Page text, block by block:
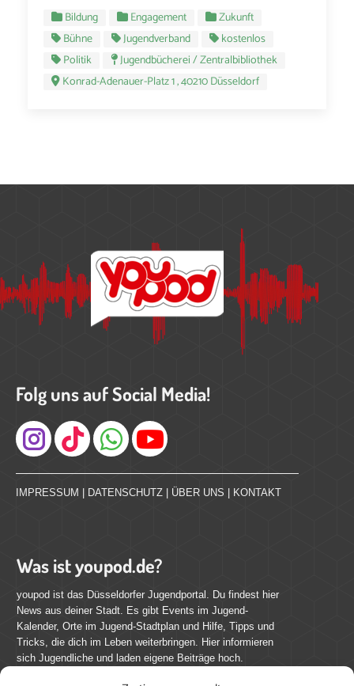
Bildung Engagement
Zukunft
Bühne
Jugendverband
kostenlos
Politik
Jugendbücherei / Zentralbibliothek
Konrad-Adenauer-Platz 1 , 40210 Düsseldorf
Folg uns auf Social Media!
Instagram
IMPRESSUM DATENSCHUTZ ÜBER UNS KONTAKT
Was ist youpod.de?
youpod ist das Düsseldorfer Jugendportal. Du findest hier
News aus deiner Stadt. Es gibt Events im Jugend-
Kalender, Orte im Jugend-Stadtplan und Hilfe, Tipps und
Tricks, die dich im Leben weiterbringen. Hier informieren
sich Jugendliche und laden eigene Beiträge hoch.